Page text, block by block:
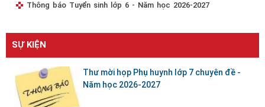
Thông báo Tuyển sinh lớp 6 - Năm học 2026-2027
SỰ KIỆN
Thư mời họp Phụ huynh lớp 7 chuyên đề -
Năm học 2026-2027